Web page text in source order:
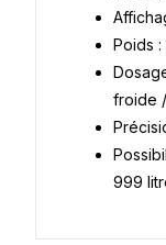
Poids :
froide
999